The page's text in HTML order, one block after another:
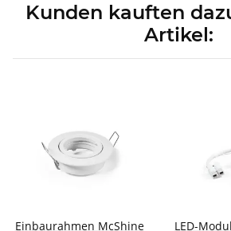
Kunden kauften
Artikel:
Einbaurahmen McShine
LED-